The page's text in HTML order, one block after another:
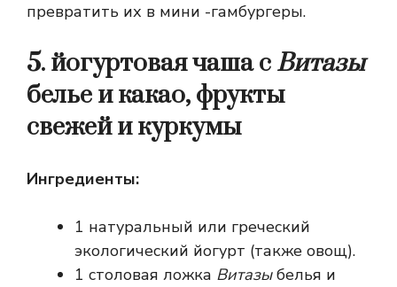
превратить их в мини -гамбургеры.
5. йогуртовая чаша с Витазы
белье и какао, фрукты
свежей и куркумы
Ингредиенты:
1 натуральный или греческий
экологический йогурт (также овощ).
1 столовая ложка Витазыбелья и